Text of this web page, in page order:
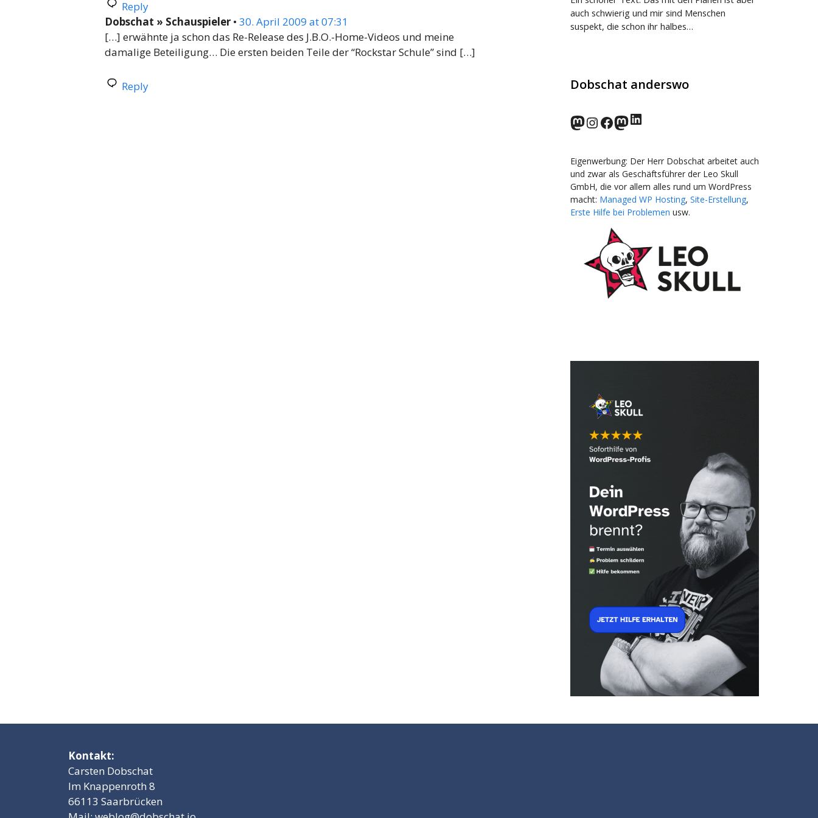
Reply
Dobschat » Schauspieler • 30. April 2009 at 07:31
[…] erwähnte ja schon das Re-Release des J.B.O.-Home-Videos und meine
damalige Beteiligung… Die ersten beiden Teile der “Rockstar Schule” sind […]
Reply
auch schwierig und mir sind Menschen
suspekt, die schon ihr halbes…
Dobschat anderswo
norden.social
Instagram
Facebook
wp-punks.social
LinkedIn
Eigenwerbung: Der Herr Dobschat arbeitet auch
und zwar als Geschäftsführer der Leo Skull
GmbH, die vor allem alles rund um WordPress
macht: Managed WP Hosting, Site-Erstellung,
Erste Hilfe bei Problemen usw.
Kontakt:
Carsten Dobschat
Im Knappenroth 8
66113 Saarbrücken